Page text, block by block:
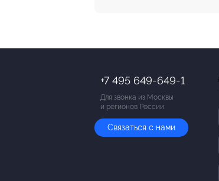
+7 495 649-649-1
Для звонка из Москвы
и регионов России
Связаться с нами